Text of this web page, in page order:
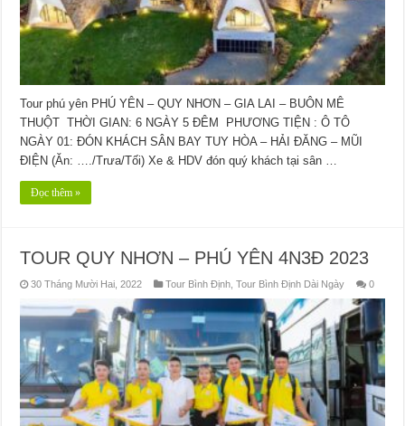
Tour phú yên PHÚ YÊN – QUY NHƠN – GIA LAI – BUÔN MÊ
THUỘT THỜI GIAN: 6 NGÀY 5 ĐÊM PHƯƠNG TIỆN : Ô TÔ
NGÀY 01: ĐÓN KHÁCH SÂN BAY TUY HÒA – HẢI ĐĂNG – MŨI
ĐIỆN (Ăn: …./Trưa/Tối) Xe & HDV đón quý khách tại sân …
Đọc thêm »
TOUR QUY NHƠN – PHÚ YÊN 4N3Đ 2023
30 Tháng Mười Hai, 2022 Tour Bình Định,Tour Bình Định Dài Ngày 0